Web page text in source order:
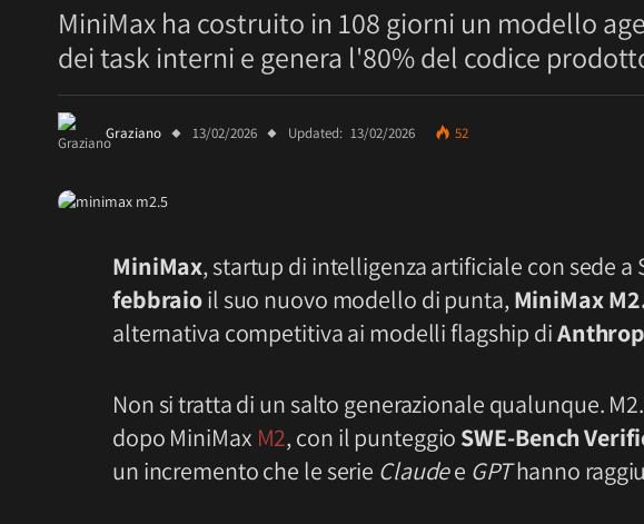
MiniMax ha costruito in 108 giorni un modello
dei task interni e genera l'80% del codice
Graziano 13/02/2026 Updated: 13/02/2026 52
MiniMax, startup di intelligenza artificiale con sede
febbraioil suo nuovo modello di punta,MiniMax
alternativa competitiva ai modelli flagship di
Non si tratta di un salto generazionale qualunque.
dopo MiniMax M2, con il punteggio SWE-Bench
un incremento che le serie Claudee GPThanno